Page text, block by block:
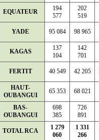
EQUATEUR
194
577
202
519
YADE 95 084 98 965
KAGAS
137
104
142
701
FERTIT 40 549 42 205
HAUT-
OUBANGUI
65 353 68 021
BAS-
OUBANGUI
698
385
726
891
TOTAL RCA
1 279
060
1 331
266